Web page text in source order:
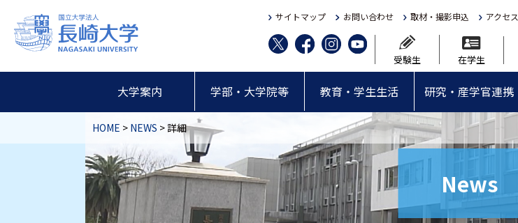
サイトマップ お問い合わせ 取材・撮影申込 アクセス
受験生 在学生
大学案内 学部・大学院等 教育・学生生活 研究・産学官連携
HOME > NEWS > 詳細
News